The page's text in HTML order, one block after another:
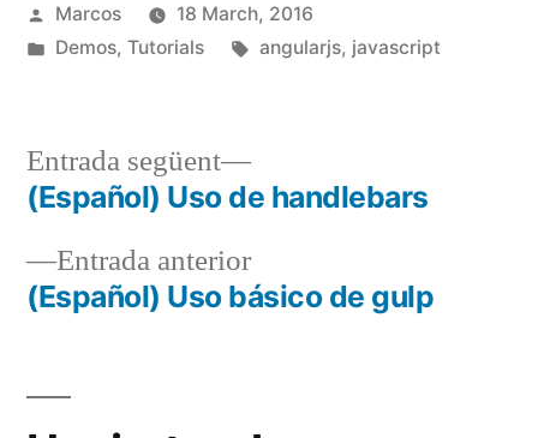
Publicat
per
Marcos
18 March, 2016
Publicat
Demos, Tutorials Etiquetes:
angularjs, javascript
Navegació
d'entrades
Entrada anteriorEntrada
anterior:
(Español) Uso básico de gulp
Entrada següent
Entrada
següent:
(Español) Uso de handlebars